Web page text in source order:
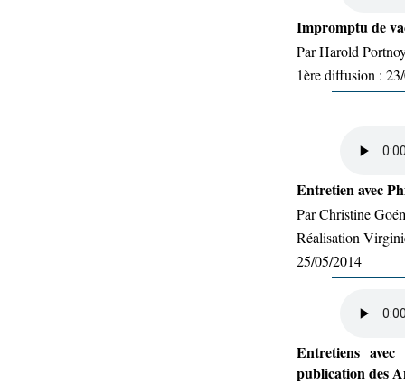
Impromptu de
Par Harold
1ère diffusion :
Entretien avec
Par Christine
Réalisation
25/05/2014
Entretiens
publication des